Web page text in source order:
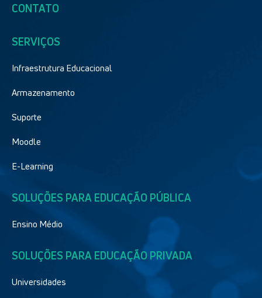
CONTATO
SERVIÇOS
Infraestrutura Educacional
Armazenamento
Suporte
Moodle
E-Learning
SOLUÇÕES PARA EDUCAÇÃO PÚBLICA
Ensino Médio
SOLUÇÕES PARA EDUCAÇÃO PRIVADA
Universidades